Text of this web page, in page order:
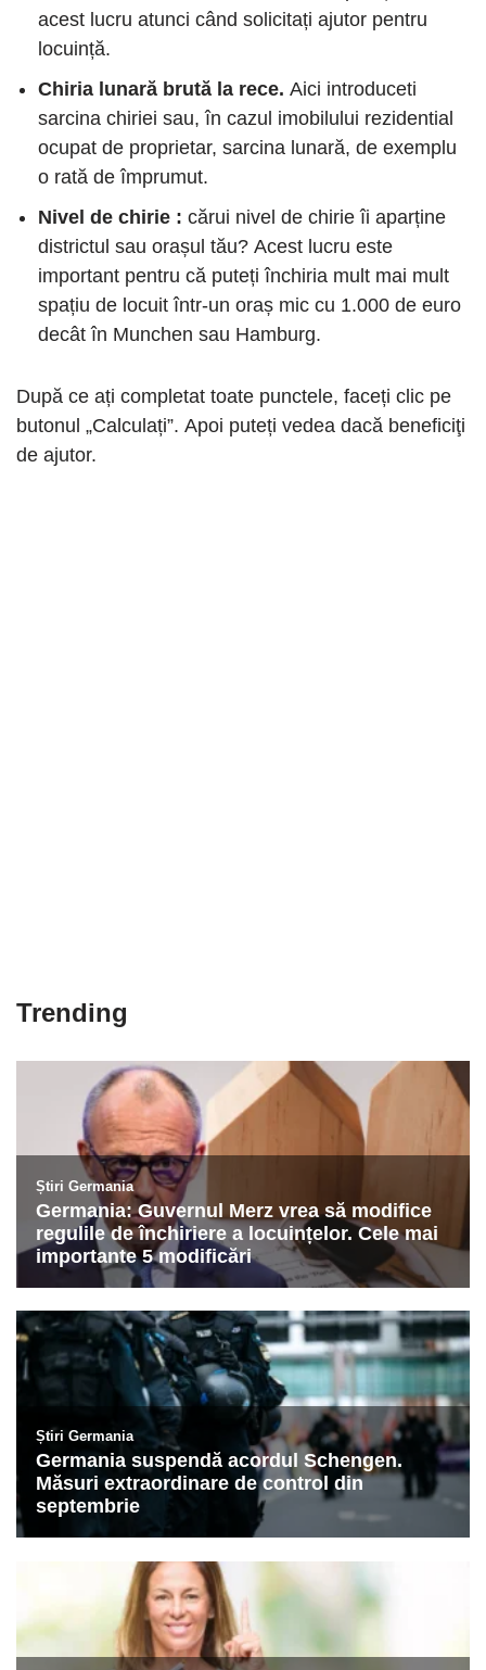
acest lucru atunci când solicitați ajutor pentru
locuință.
Chiria lunară brută la rece. Aici introduceti
sarcina chiriei sau, în cazul imobilului rezidential
ocupat de proprietar, sarcina lunară, de exemplu
o rată de împrumut.
Nivel de chirie : cărui nivel de chirie îi aparține
districtul sau orașul tău? Acest lucru este
important pentru că puteți închiria mult mai mult
spațiu de locuit într-un oraș mic cu 1.000 de euro
decât în ​​Munchen sau Hamburg.
După ce ați completat toate punctele, faceți clic pe
butonul „Calculați”. Apoi puteți vedea dacă beneficiţi
de ajutor.
Trending